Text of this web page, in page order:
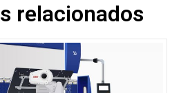
relacionados